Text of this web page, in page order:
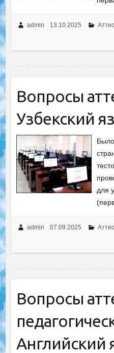
admin 13.10.2025
Вопросы
Узбекский
для
admin 07.09.2025
Вопросы
Английский